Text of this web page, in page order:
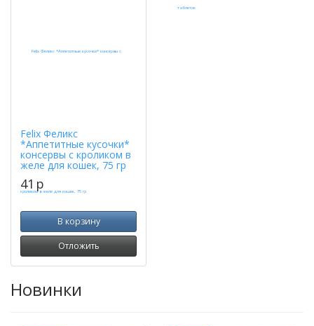
Felix Феликс
*Аппетитные кусочки*
консервы с кроликом в
желе для кошек, 75 гр
41 p
В корзину
Отложить
Новинки